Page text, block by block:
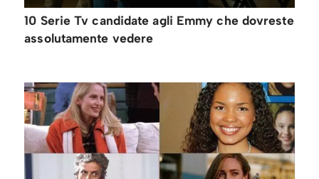
10 Serie Tv candidate agli Emmy che dovreste
assolutamente vedere